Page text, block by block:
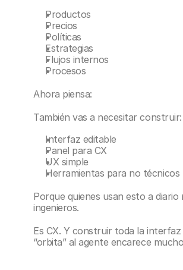
Productos
Precios
Políticas
Estrategias
Flujos internos
Procesos
Ahora piensa:
También vas a necesitar construir:
Interfaz editable
Panel para CX
UX simple
Herramientas para no técnicos
Porque quienes usan esto a diario
ingenieros.
Es CX. Y construir toda la interfaz
“orbita” al agente encarece